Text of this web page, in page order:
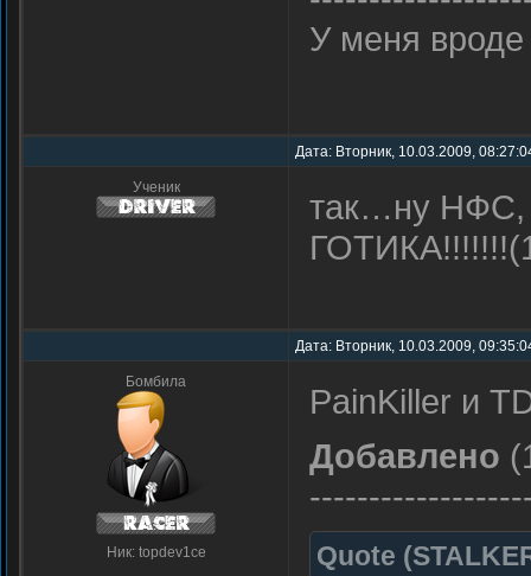
У меня вроде
Дата: Вторник, 10.03.2009,
Ученик
так…ну НФС,
Дата: Вторник, 10.03.2009,
Бомбила
Ник: topdev1ce
PainKiller и
Добавлено
Quote (